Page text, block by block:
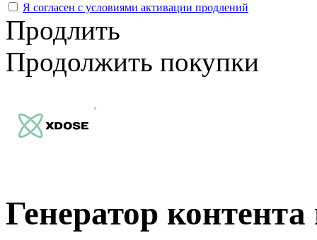
Я согласен с условиями активации продлений
Продлить
Продолжить покупки
Генератор